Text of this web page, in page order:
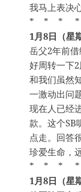
我马上表决
* * *
1月8日（星
岳父2年前
好周转一下
和我们虽然
一激动出问题
现在人已经
款。这个SB
点走。回答
珍爱生命，
* * *
1月8日（星